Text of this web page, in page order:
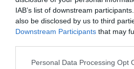
IAB’s list of downstream
also be disclosed by us to third
Downstream Participants that may
Personal Data Processing Opt
medicamentos homeopáticos y
estudios clínicos.
Además, se abordarán aspectos
homeopatía en veterinaria. En
llevado a cabo diversos de